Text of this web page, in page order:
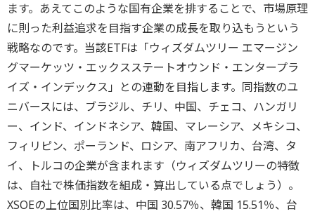
ます。あえてこのような国有企業を排することで、市場原理
に則った利益追求を目指す企業の成長を取り込もうという
戦略なのです。当該ETFは「ウィズダムツリー エマージン
グマーケッツ・エックスステートオウンド・エンタープラ
イズ・インデックス」との連動を目指します。同指数のユ
ニバースには、ブラジル、チリ、中国、チェコ、ハンガリ
ー、インド、インドネシア、韓国、マレーシア、メキシコ、
フィリピン、ポーランド、ロシア、南アフリカ、台湾、タ
イ、トルコの企業が含まれます（ウィズダムツリーの特徴
は、自社で株価指数を組成・算出している点でしょう）。
XSOEの上位国別比率は、中国 30.57％、韓国 15.51％、台